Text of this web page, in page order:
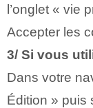
l’onglet « vie
Accepter les
3/ Si vous
Dans votre
Édition » puis